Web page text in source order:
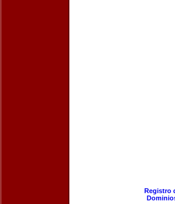
Registro